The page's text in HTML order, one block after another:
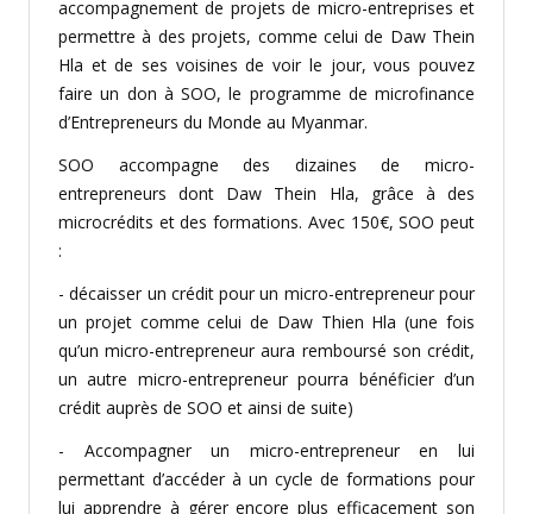
accompagnement de projets de micro-entreprises et
permettre à des projets, comme celui de Daw Thein
Hla et de ses voisines de voir le jour, vous pouvez
faire un don à SOO, le programme de microfinance
d’Entrepreneurs du Monde au Myanmar.
SOO accompagne des dizaines de micro-
entrepreneurs dont Daw Thein Hla, grâce à des
microcrédits et des formations. Avec 150€, SOO peut
:
- décaisser un crédit pour un micro-entrepreneur pour
un projet comme celui de Daw Thien Hla (une fois
qu’un micro-entrepreneur aura remboursé son crédit,
un autre micro-entrepreneur pourra bénéficier d’un
crédit auprès de SOO et ainsi de suite)
- Accompagner un micro-entrepreneur en lui
permettant d’accéder à un cycle de formations pour
lui apprendre à gérer encore plus efficacement son